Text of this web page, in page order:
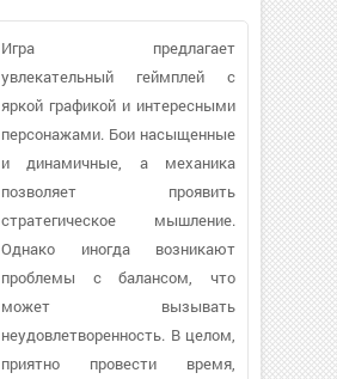
Игра предлагает
увлекательный геймплей с
яркой графикой и интересными
персонажами. Бои насыщенные
и динамичные, а механика
позволяет проявить
стратегическое мышление.
Однако иногда возникают
проблемы с балансом, что
может вызывать
неудовлетворенность. В целом,
приятно провести время,